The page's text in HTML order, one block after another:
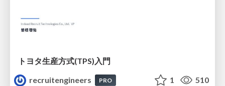
トヨタ⽣産⽅式(TPS)⼊⾨
recruitengineers
PRO 1 510